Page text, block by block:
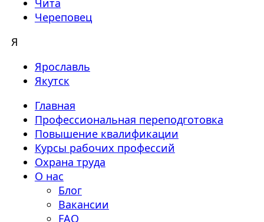
Чита
Череповец
Я
Ярославль
Якутск
Главная
Профессиональная переподготовка
Повышение квалификации
Курсы рабочих профессий
Охрана труда
О нас
Блог
Вакансии
FAQ